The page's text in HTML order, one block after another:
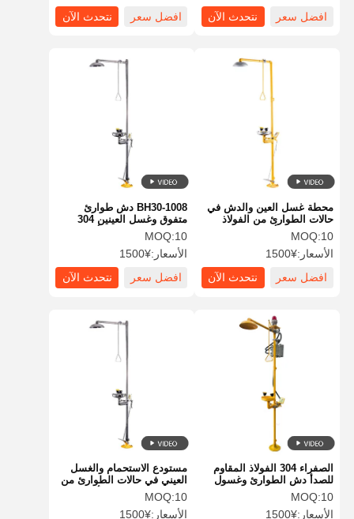
افضل سعر
نتحدث الآن
افضل سعر
نتحدث الآن
BH30-1008 دش طوارئ
متفوق وغسل العينين 304
الفولاذ المقاوم للصدأ
MOQ:10
الأسعار:¥1500
افضل سعر
نتحدث الآن
محطة غسل العين والدش في
حالات الطوارئ من الفولاذ
بلاستيكي ABS
MOQ:10
الأسعار:¥1500
افضل سعر
نتحدث الآن
مستودع الاستحمام والغسل
العيني في حالات الطوارئ من
رؤوس رش مزدوجة وعاء
الفولاذ المقاوم للصدأ
MOQ:10
الأسعار:¥1500
الصفراء 304 الفولاذ المقاوم
للصدأ دش الطوارئ وغسول
العينين مع إنذار صوتي وضوئي
MOQ:10
الأسعار:¥1500